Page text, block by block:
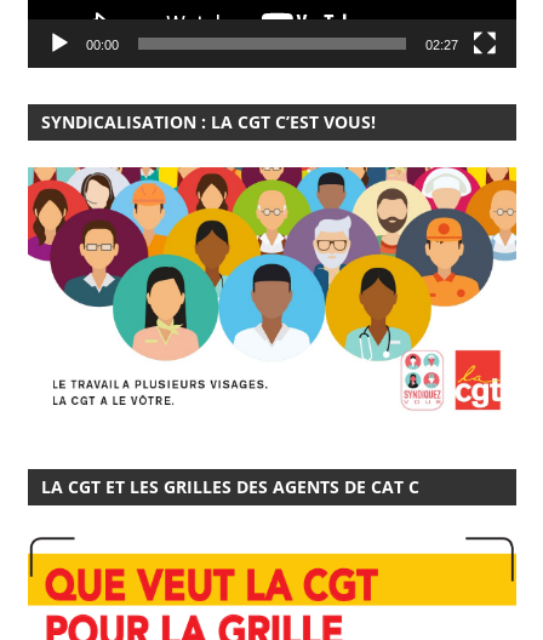
00:00 02:27
SYNDICALISATION : LA CGT C’EST VOUS!
LA CGT ET LES GRILLES DES AGENTS DE CAT C